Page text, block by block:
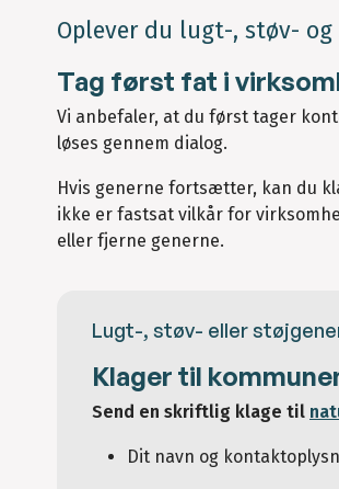
Oplever du lugt-, støv-
Tag først fat i
Vi anbefaler, at du først tager
løses gennem dialog.
Hvis generne fortsætter, kan du
ikke er fastsat vilkår for
eller fjerne generne.
Lugt-, støv- eller
Klager til
Send en skriftlig klage til
Dit navn og